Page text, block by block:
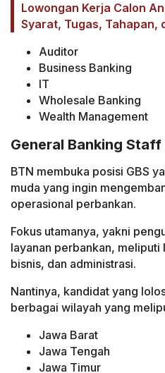
Lowongan Kerja Calon
Syarat, Tugas, Tahapan,
Auditor
Business Banking
IT
Wholesale Banking
Wealth Management
General Banking Staff
BTN membuka posisi GBS
muda yang ingin
operasional perbankan.
Fokus utamanya, yakni
layanan perbankan, meliputi
bisnis, dan administrasi.
Nantinya, kandidat yang
berbagai wilayah yang
Jawa Barat
Jawa Tengah
Jawa Timur